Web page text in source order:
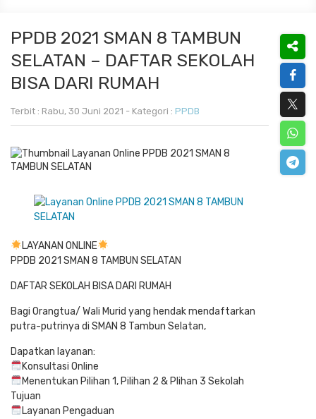
PPDB 2021 SMAN 8 TAMBUN
SELATAN – DAFTAR SEKOLAH
BISA DARI RUMAH
Terbit : Rabu, 30 Juni 2021 - Kategori : PPDB
LAYANAN ONLINE
PPDB 2021 SMAN 8 TAMBUN SELATAN
DAFTAR SEKOLAH BISA DARI RUMAH
Bagi Orangtua/ Wali Murid yang hendak mendaftarkan
putra-putrinya di SMAN 8 Tambun Selatan,
Dapatkan layanan:
Konsultasi Online
Menentukan Pilihan 1, Pilihan 2 & Plihan 3 Sekolah
Tujuan
Layanan Pengaduan